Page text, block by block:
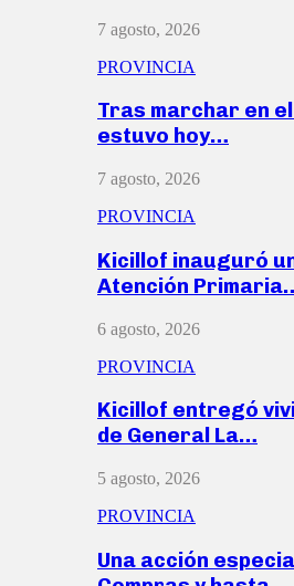
7 agosto, 2026
PROVINCIA
Tras marchar en
estuvo hoy…
7 agosto, 2026
PROVINCIA
Kicillof inauguró
Atención
6 agosto, 2026
PROVINCIA
Kicillof entregó
de General La…
5 agosto, 2026
PROVINCIA
Una acción